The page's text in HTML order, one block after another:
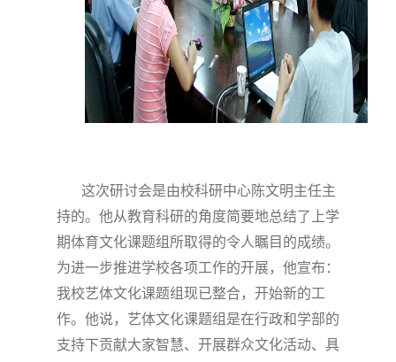
这次研讨会是由校科研中心陈文明主任主
持的。他从教育科研的角度简要地总结了上学
期体育文化课题组所取得的令人瞩目的成绩。
为进一步推进学校各项工作的开展，他宣布：
我校艺体文化课题组现已整合，开始新的工
作。他说，艺体文化课题组是在行政和学部的
支持下贡献大家智慧、开展群众文化活动、具